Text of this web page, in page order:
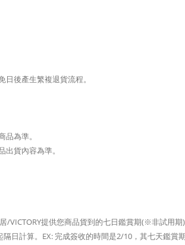
後產生繁複退貨流程。
為準。
貨內容為準。
/VICTORY提供您商品貨到的七日鑑賞期(※非試用
日計算。EX: 完成簽收的時間是2/10，其七天鑑賞